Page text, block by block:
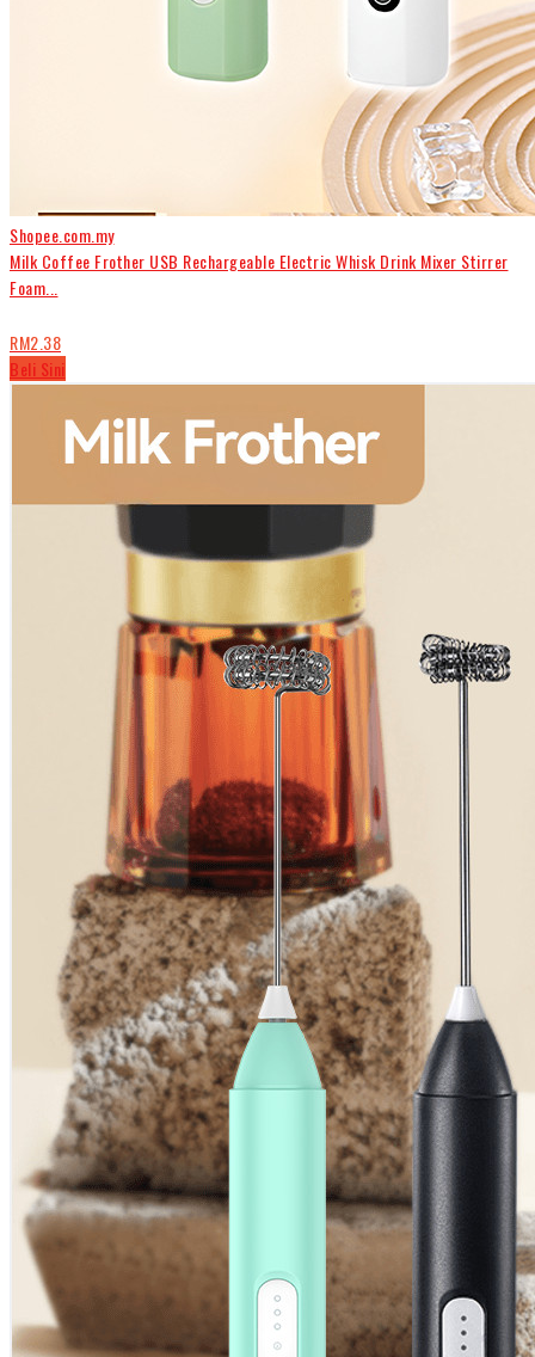
Shopee.com.my
Milk Coffee Frother USB Rechargeable Electric Whisk Drink Mixer Stirrer
Foam...
RM2.38
Beli Sini